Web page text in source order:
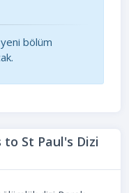
bölüm
to St Paul's Dizi